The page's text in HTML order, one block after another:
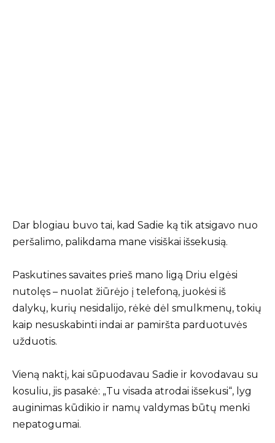
Dar blogiau buvo tai, kad Sadie ką tik atsigavo nuo
peršalimo, palikdama mane visiškai išsekusią.
Paskutines savaites prieš mano ligą Driu elgėsi
nutolęs – nuolat žiūrėjo į telefoną, juokėsi iš
dalykų, kurių nesidalijo, rėkė dėl smulkmenų, tokių
kaip nesuskabinti indai ar pamiršta parduotuvės
užduotis.
Vieną naktį, kai sūpuodavau Sadie ir kovodavau su
kosuliu, jis pasakė: „Tu visada atrodai išsekusi“, lyg
auginimas kūdikio ir namų valdymas būtų menki
nepatogumai.